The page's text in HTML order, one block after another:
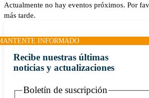
Actualmente no hay eventos próximos. Por
más tarde.
INFORMADO
Recibe nuestras últimas
noticias y actualizaciones
Boletín de suscripción